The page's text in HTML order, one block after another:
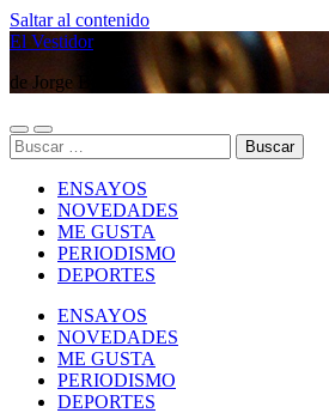
Saltar al contenido
El Vestidor
de Jorge Búsico
Alternar
el
móvil
Alternar
el
de
búsqueda
Buscar:
ENSAYOS
NOVEDADES
ME GUSTA
PERIODISMO
DEPORTES
ENSAYOS
NOVEDADES
ME GUSTA
PERIODISMO
DEPORTES